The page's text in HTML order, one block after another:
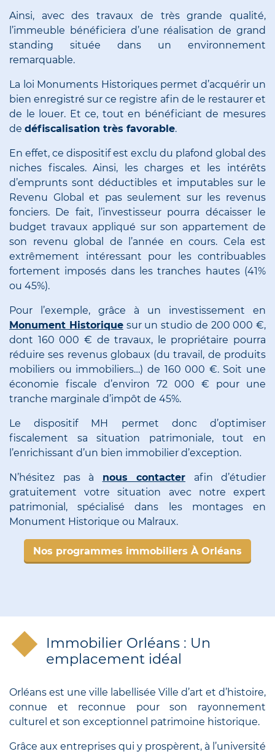
Ainsi, avec des travaux de très grande qualité,
l’immeuble bénéficiera d’une réalisation de grand
standing située dans un environnement
remarquable.
La loi Monuments Historiques permet d’acquérir un
bien enregistré sur ce registre afin de le restaurer et
de le louer. Et ce, tout en bénéficiant de mesures
de défiscalisation très favorable.
En effet, ce dispositif est exclu du plafond global des
niches fiscales. Ainsi, les charges et les intérêts
d’emprunts sont déductibles et imputables sur le
Revenu Global et pas seulement sur les revenus
fonciers. De fait, l’investisseur pourra décaisser le
budget travaux appliqué sur son appartement de
son revenu global de l’année en cours. Cela est
extrêmement intéressant pour les contribuables
fortement imposés dans les tranches hautes (41%
ou 45%).
Pour l’exemple, grâce à un investissement en
Monument Historiquesur un studio de 200 000 €,
dont 160 000 € de travaux, le propriétaire pourra
réduire ses revenus globaux (du travail, de produits
mobiliers ou immobiliers…) de 160 000 €. Soit une
économie fiscale d’environ 72 000 € pour une
tranche marginale d’impôt de 45%.
Le dispositif MH permet donc d’optimiser
fiscalement sa situation patrimoniale, tout en
l’enrichissant d’un bien immobilier d’exception.
N’hésitez pas à nous contacter afin d’étudier
gratuitement votre situation avec notre expert
patrimonial, spécialisé dans les montages en
Monument Historique ou Malraux.
Nos programmes immobiliers À Orléans
Immobilier Orléans : Un
emplacement idéal
Orléans est une ville labellisée Ville d’art et d’histoire,
connue et reconnue pour son rayonnement
culturel et son exceptionnel patrimoine historique.
Grâce aux entreprises qui y prospèrent, à l’université